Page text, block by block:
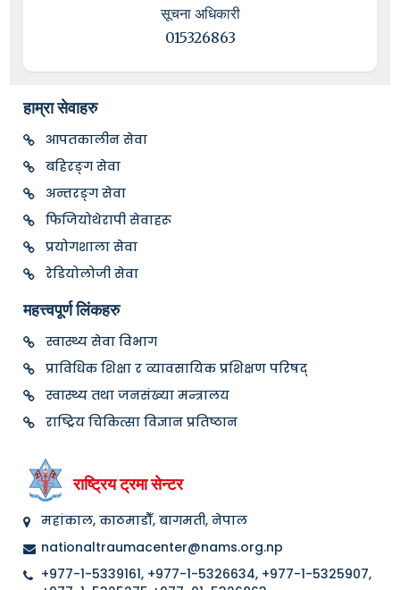
सूचना अधिकारी
015326863
हाम्रा सेवाहरु
आपतकालीन सेवा
बहिरङ्ग सेवा
अन्तरङ्ग सेवा
फिजियोथेरापी सेवाहरू
प्रयोगशाला सेवा
रेडियोलोजी सेवा
महत्त्वपूर्ण लिंकहरु
स्वास्थ्य सेवा विभाग
प्राविधिक शिक्षा र व्यावसायिक प्रशिक्षण परिषद्
स्वास्थ्य तथा जनसंख्या मन्त्रालय
राष्ट्रिय चिकित्सा विज्ञान प्रतिष्ठान
राष्ट्रिय ट्रमा सेन्टर
महांकाल, काठमाडौँ, बागमती, नेपाल
nationaltraumacenter@nams.org.np
+977-1-5339161, +977-1-5326634, +977-1-5325907,